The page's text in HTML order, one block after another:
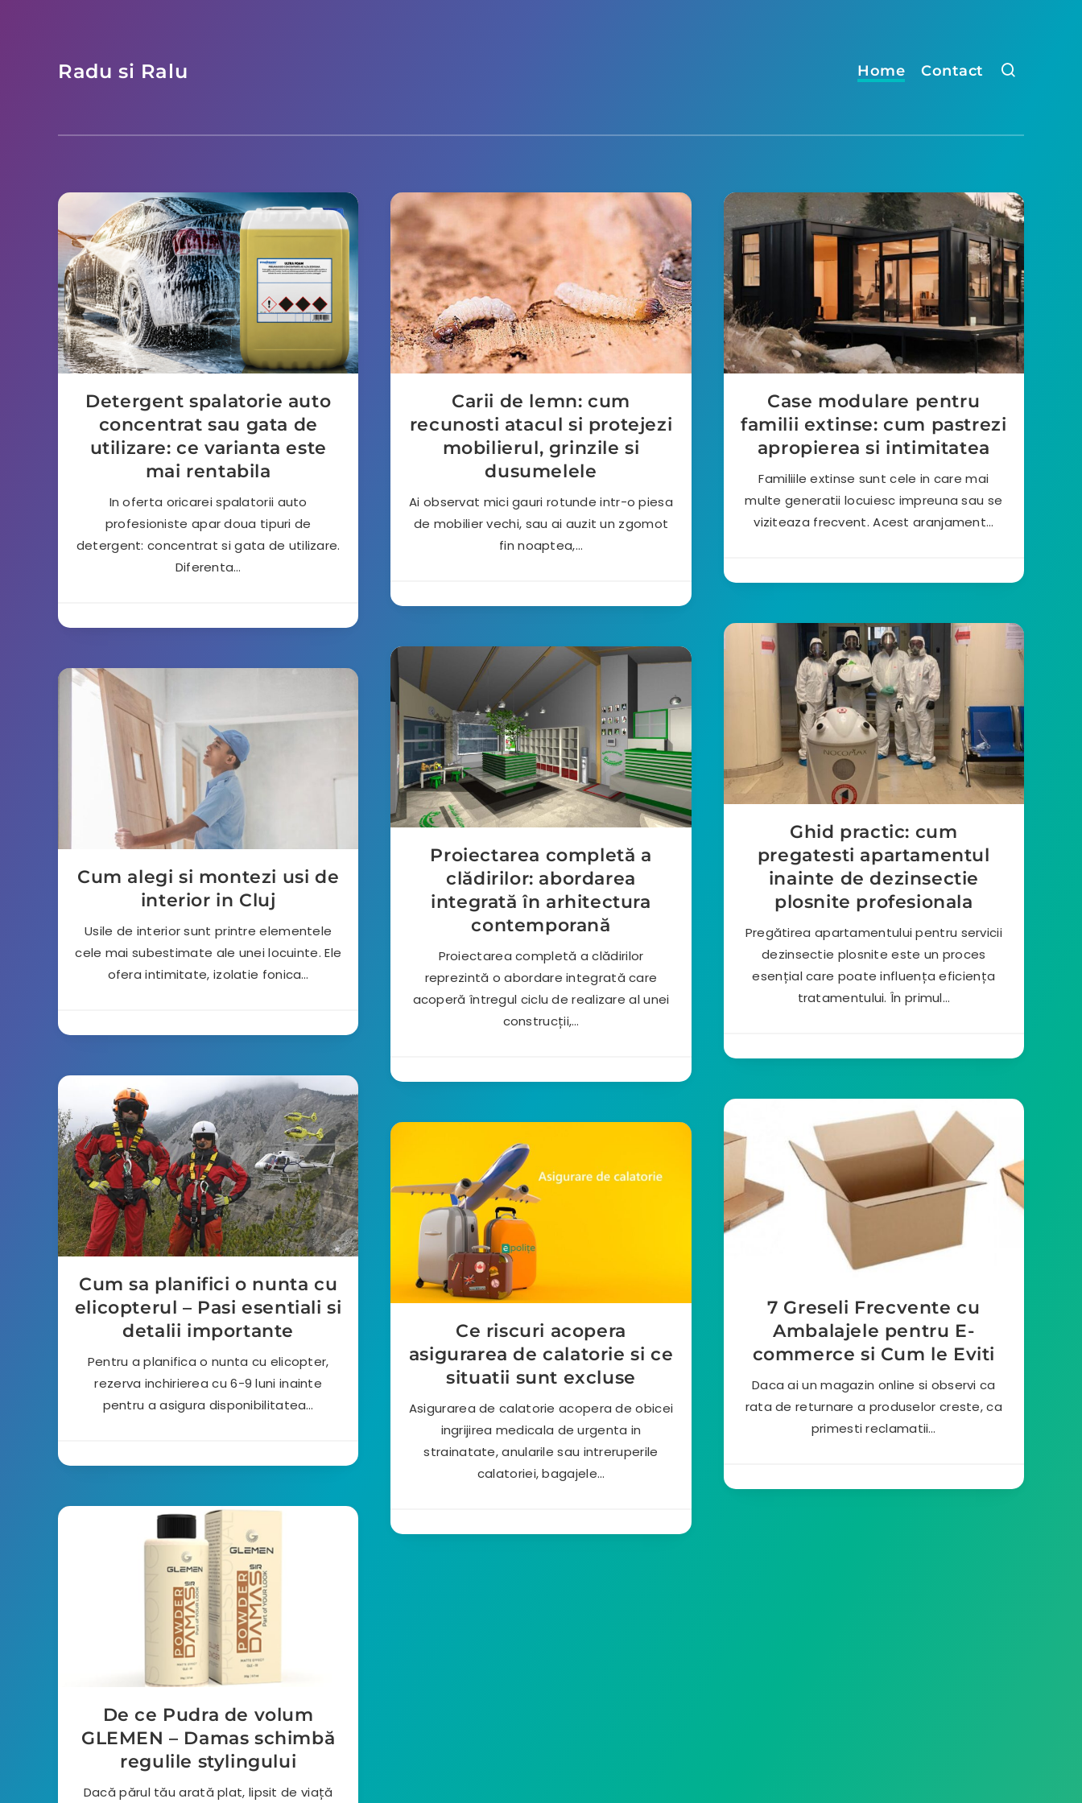
Radu si Ralu Home Contact
Detergent spalatorie auto
concentrat sau gata de
utilizare: ce varianta este
mai rentabila
In oferta oricarei spalatorii auto
profesioniste apar doua tipuri de
detergent: concentrat si gata de utilizare.
Diferenta…
Carii de lemn: cum
recunosti atacul si protejezi
mobilierul, grinzile si
dusumelele
Ai observat mici gauri rotunde intr-o piesa
de mobilier vechi, sau ai auzit un zgomot
fin noaptea,…
Case modulare pentru
familii extinse: cum pastrezi
apropierea si intimitatea
Familiile extinse sunt cele in care mai
multe generatii locuiesc impreuna sau se
viziteaza frecvent. Acest aranjament…
Cum alegi si montezi usi de
interior in Cluj
Usile de interior sunt printre elementele
cele mai subestimate ale unei locuinte. Ele
ofera intimitate, izolatie fonica…
Proiectarea completă a
clădirilor: abordarea
integrată în arhitectura
contemporană
Proiectarea completă a clădirilor
reprezintă o abordare integrată care
acoperă întregul ciclu de realizare al unei
construcții,…
Ghid practic: cum
pregatesti apartamentul
inainte de dezinsectie
plosnite profesionala
Pregătirea apartamentului pentru servicii
dezinsectie plosnite este un proces
esențial care poate influența eficiența
tratamentului. În primul…
Cum sa planifici o nunta cu
elicopterul – Pasi esentiali si
detalii importante
Pentru a planifica o nunta cu elicopter,
rezerva inchirierea cu 6-9 luni inainte
pentru a asigura disponibilitatea…
Ce riscuri acopera
asigurarea de calatorie si ce
situatii sunt excluse
Asigurarea de calatorie acopera de obicei
ingrijirea medicala de urgenta in
strainatate, anularile sau intreruperile
calatoriei, bagajele…
7 Greseli Frecvente cu
Ambalajele pentru E-
commerce si Cum le Eviti
Daca ai un magazin online si observi ca
rata de returnare a produselor creste, ca
primesti reclamatii…
De ce Pudra de volum
GLEMEN – Damas schimbă
regulile stylingului
Dacă părul tău arată plat, lipsit de viață